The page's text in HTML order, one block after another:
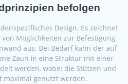
befolgen
Design. Es zeichnet
Möglichkeiten zur Befestigung
aus. Bei Bedarf kann der auf
Zaun in eine Struktur mit einer
werden, wobei die Stützen und
maximal genutzt werden.